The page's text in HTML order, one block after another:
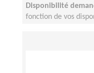
Disponibilité
fonction de vos